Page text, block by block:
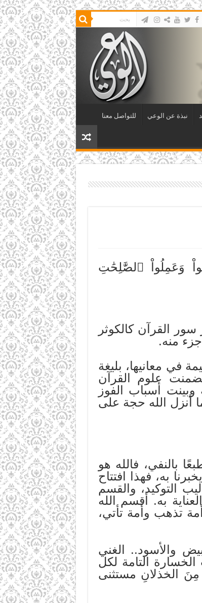
نبذة عن الوعي للتواصل معنا
لَفِي خُسۡرٍ ٢إِلَّا ٱلَّذِينَ ءَامَنُواْ وَعَمِلُواْ ٱلصَّٰلِحَٰتِ
القرآن كالكوثر
منه.
في معانيها، بليغة
علوم القرآن
أسباب الفوز
أنزل الله حجة على
بالنفي، فالله هو
به، فهذا افتتاح
التوكيد، والقسم
به. أقسم الله
تذهب وأمة تأتي،
والأسود.. الغني
التامة لكل
الخذلانِ مستثنى